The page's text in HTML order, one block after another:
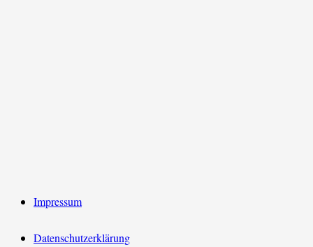
Impressum
Datenschutzerklärung